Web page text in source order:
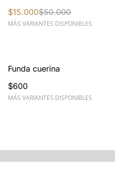
Zolman - Estilo Cuadrado
Redondeado Vintage
$15.000$50.000
MÁS VARIANTES DISPONIBLES
Funda cuerina
$600
MÁS VARIANTES DISPONIBLES